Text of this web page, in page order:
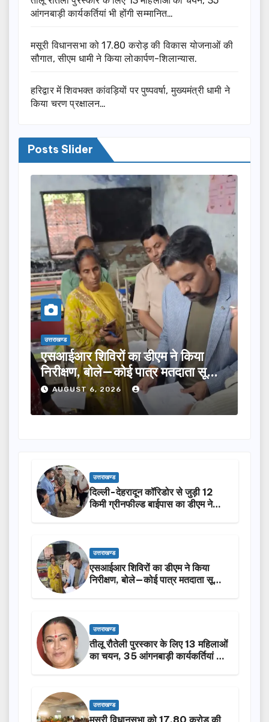
आंगनबाड़ी कार्यकर्तियां भी होंगी सम्मानित…
मसूरी विधानसभा को 17.80 करोड़ की विकास योजनाओं की
सौगात, सीएम धामी ने किया लोकार्पण-शिलान्यास.
हरिद्वार में शिवभक्त कांवड़ियों पर पुष्पवर्षा, मुख्यमंत्री धामी ने
किया चरण प्रक्षालन…
Posts Slider
उत्तराखण्ड
एसआईआर शिविरों का डीएम ने किया
निरीक्षण, बोले—कोई पात्र मतदाता सूची
से न छूटे…
AUGUST 6, 2026
उत्तराखण्ड
दिल्ली-देहरादून कॉरिडोर से जुड़ी 12
किमी ग्रीनफील्ड बाईपास का डीएम ने
उत्तराखण्ड
एसआईआर शिविरों का डीएम ने किया
निरीक्षण, बोले—कोई पात्र मतदाता सूची
उत्तराखण्ड
तीलू रौतेली पुरस्कार के लिए 13 महिलाओं
का चयन, 35 आंगनबाड़ी कार्यकर्तियां भी
उत्तराखण्ड
मसूरी विधानसभा को 17.80 करोड़ की